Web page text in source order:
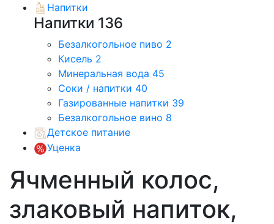
Напитки
Напитки 136
Безалкогольное пиво 2
Кисель 2
Минеральная вода 45
Соки / напитки 40
Газированные напитки 39
Безалкогольное вино 8
Детское питание
Уценка
Ячменный колос,
злаковый напиток,